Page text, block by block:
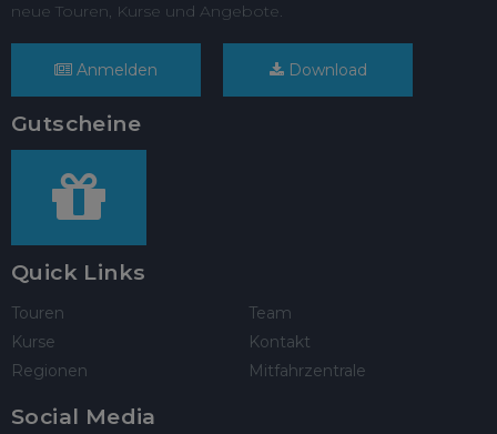
neue Touren, Kurse und Angebote.
Anmelden Download
Gutscheine
Quick Links
Touren
Kurse
Regionen
Team
Kontakt
Mitfahrzentrale
Social Media